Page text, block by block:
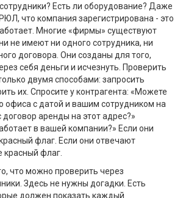
Есть ли оборудование? Даже
что компания зарегистрирована - это
Многие «фирмы» существуют
не имеют ни одного сотрудника, ни
договора. Они созданы для того,
себя деньги и исчезнуть. Проверить
двумя способами: запросить
их. Спросите у контрагента: «Можете
офиса с датой и вашим сотрудником на
договор аренды на этот адрес?»
в вашей компании?» Если они
флаг. Если они отвечают
красный флаг.
что можно проверить через
Здесь не нужны догадки. Есть
должен показать каждый